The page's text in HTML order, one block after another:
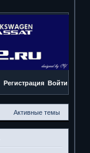
Регистрация Войти
Активные темы